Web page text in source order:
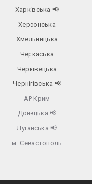
Харківська 📢
Херсонська
Хмельницька
Черкаська
Чернівецька
Чернігівська 📢
АР Крим
Донецька 📢
Луганська 📢
м. Севастополь